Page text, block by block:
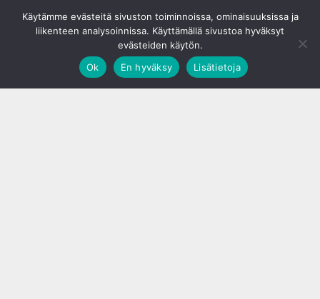
Käytämme evästeitä sivuston toiminnoissa, ominaisuuksissa ja
liikenteen analysoinnissa. Käyttämällä sivustoa hyväksyt
evästeiden käytön.
Ok
En hyväksy Lisätietoja